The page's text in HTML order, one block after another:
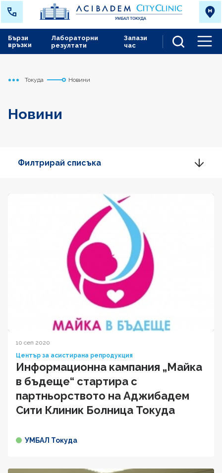
Лабораторни
резултати
Запази
час
Бързи
връзки
Начало
Токуда Новини
Новини
Филтрирай списъка
10 сеп 2020
Център за асистирана репродукция
Информационна кампания „Майка
в бъдеще“ стартира с
партньорството на Аджибадем
Сити Клиник Болница Токуда
УМБАЛ Токуда